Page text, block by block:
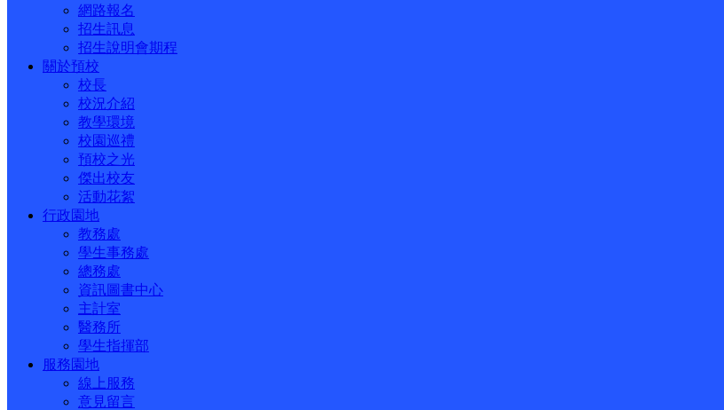
網路報名
招生訊息
招生說明會期程
關於預校
校長
校況介紹
教學環境
校園巡禮
預校之光
傑出校友
活動花絮
行政園地
教務處
學生事務處
總務處
資訊圖書中心
主計室
醫務所
學生指揮部
服務園地
線上服務
意見留言